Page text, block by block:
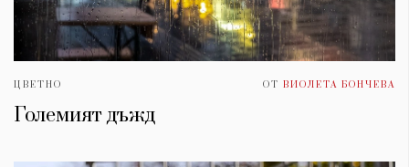
ЦВЕТНО ОТ ВИОЛЕТА БОНЧЕВА
Големият дъжд